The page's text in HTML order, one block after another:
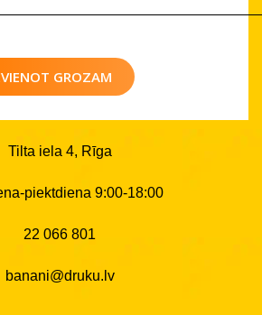
GROZAM
Tilta iela 4, Rīga
piektdiena 9:00-18:00
22 066 801
banani@druku.lv